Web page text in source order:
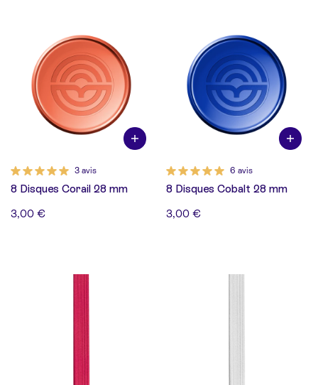
3 avis
8 Disques Corail 28 mm
3,00 €
6 avis
8 Disques Cobalt 28 mm
3,00 €